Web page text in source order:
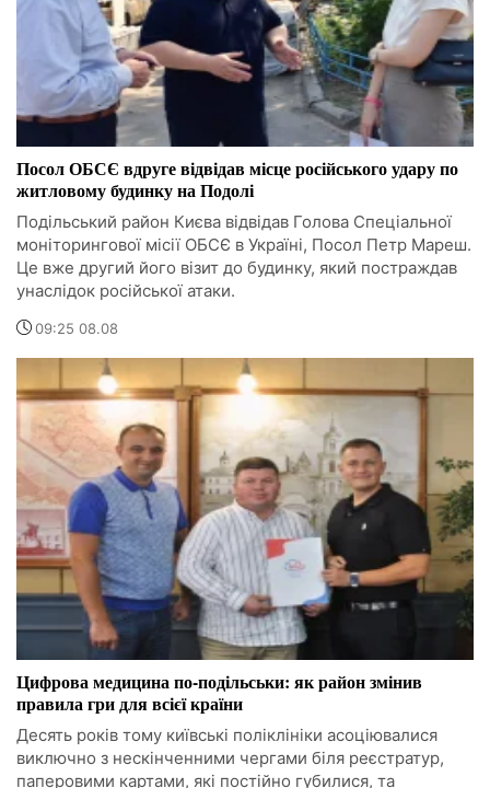
Посол ОБСЄ вдруге відвідав місце російського удару по
житловому будинку на Подолі
Подільський район Києва відвідав Голова Спеціальної
моніторингової місії ОБСЄ в Україні, Посол Петр Мареш.
Це вже другий його візит до будинку, який постраждав
унаслідок російської атаки.
09:25 08.08
Цифрова медицина по-подільськи: як район змінив
правила гри для всієї країни
Десять років тому київські поліклініки асоціювалися
виключно з нескінченними чергами біля реєстратур,
паперовими картами, які постійно губилися, та